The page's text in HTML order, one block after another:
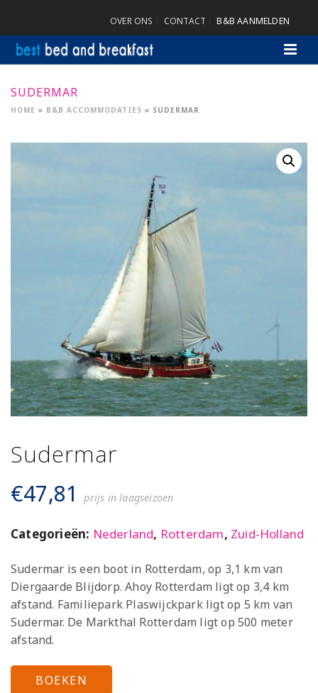
OVER ONS CONTACT B&B AANMELDEN
SUDERMAR
HOME » B&B ACCOMMODATIES » SUDERMAR
Sudermar
€47,81 prijs in laagseizoen
Categorieën: Nederland, Rotterdam, Zuid-Holland
Sudermar is een boot in Rotterdam, op 3,1 km van
Diergaarde Blijdorp. Ahoy Rotterdam ligt op 3,4 km
afstand. Familiepark Plaswijckpark ligt op 5 km van
Sudermar. De Markthal Rotterdam ligt op 500 meter
afstand.
BOEKEN